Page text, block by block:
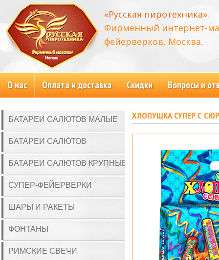
«Русская пиротехника».
Фирменный интернет-
фейерверков, Москва.
О нас Оплата и доставка Скидки Вопросы и
ХЛОПУШКА СУПЕР С
БАТАРЕИ САЛЮТОВ МАЛЫЕ
БАТАРЕИ САЛЮТОВ
БАТАРЕИ САЛЮТОВ КРУПНЫЕ
СУПЕР-ФЕЙЕРВЕРКИ
ШАРЫ И РАКЕТЫ
ФОНТАНЫ
РИМСКИЕ СВЕЧИ